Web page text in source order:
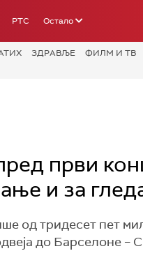
РТС Остало
ЗДРАВЉЕ ФИЛМ И ТВ
први
и за
од тридесет пет
до Барселоне –